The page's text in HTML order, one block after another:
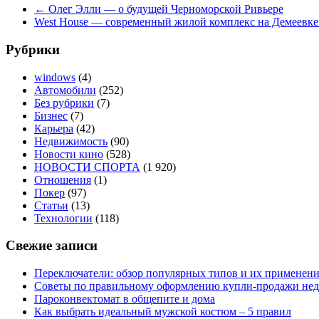
← Олег Элли — о будущей Черноморской Ривьере
West House — современный жилой комплекс на Демеевке
Рубрики
windows (4)
Автомобили (252)
Без рубрики (7)
Бизнес (7)
Карьера (42)
Недвижимость (90)
Новости кино (528)
НОВОСТИ СПОРТА (1 920)
Отношения (1)
Покер (97)
Статьи (13)
Технологии (118)
Свежие записи
Переключатели: обзор популярных типов и их
Советы по правильному оформлению купли-продажи
Пароконвектомат в общепите и дома
Как выбрать идеальный мужской костюм – 5 правил